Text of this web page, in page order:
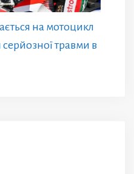
на мотоцикл
серйозної травми в